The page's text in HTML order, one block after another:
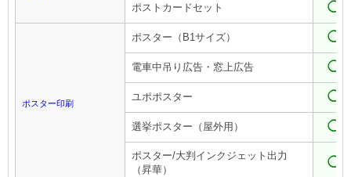
ポストカードセット ◯
ポスター印刷
ポスター（B1サイズ） ◯
電車中吊り広告・窓上広告 ◯
ユポポスター ◯
選挙ポスター（屋外用） ◯
ポスター/大判インクジェット出力
（昇華）
◯